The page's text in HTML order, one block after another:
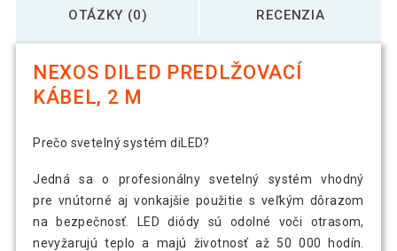
OTÁZKY (0) RECENZIA
NEXOS DILED PREDLŽOVACÍ
KÁBEL, 2 M
Prečo svetelný systém diLED?
Jedná sa o profesionálny svetelný systém vhodný
pre vnútorné aj vonkajšie použitie s veľkým dôrazom
na bezpečnosť. LED diódy sú odolné voči otrasom,
nevyžarujú teplo a majú životnosť až 50 000 hodín.